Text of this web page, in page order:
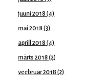
juuni 2018 (4)
mai 2018 (3)
aprill 2018 (4)
märts 2018 (2)
veebruar 2018 (2)